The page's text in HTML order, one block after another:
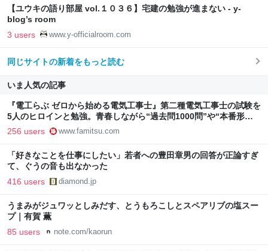
【ユウキの語り部屋 vol.１０３６】宅建の勉強が進まない - y-
blog’s room
3 users www.y-officialroom.com
同じサイトの新着をもっと読む
いま人気の記事
『電工らぶ ゼロから始める電気工事士』第二種電気工事士の試験を
5人のヒロインと勉強。青春しながら“過去問1000問”や“本番形式
CBT模擬試験”で本格的に学べるノベルゲーム | ゲーム・エンタメ
最新情報のファミ通.com
256 users www.famitsu.com
「好きなことを仕事にしたい」若者への豊田章男の回答が正論すぎ
て、ぐうの音も出なかった
416 users diamond.jp
うまみがジュワッとしみだす、とうもろこしとスペアリブの塩スー
プ｜有賀 薫
85 users note.com/kaorun